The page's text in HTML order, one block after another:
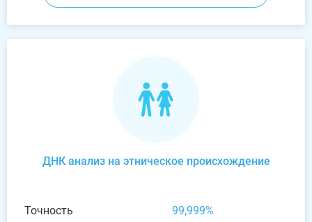
ДНК анализ на этническое происхождение
Точность
99,999%